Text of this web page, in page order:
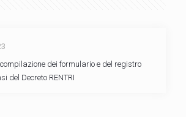
dei formulario e del registro
del Decreto RENTRI